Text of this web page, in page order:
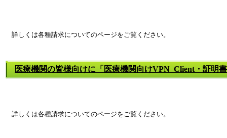
詳しくは各種請求についてのページをご覧ください。
医療機関の皆様向けに「医療機関向けVPN_Client・証明
詳しくは各種請求についてのページをご覧ください。